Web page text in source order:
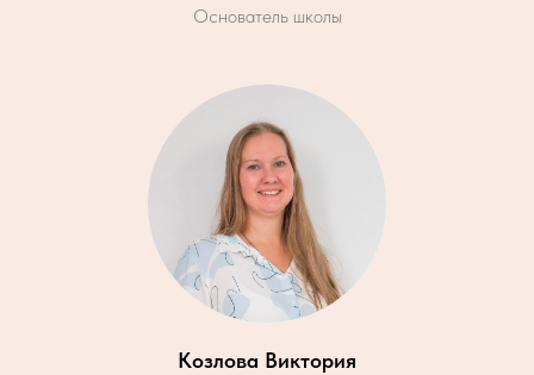
Основатель школы
Козлова Виктория